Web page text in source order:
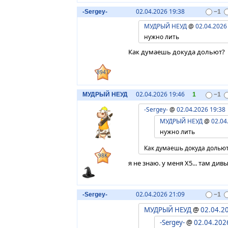
-Sergey- 02.04.2026 19:38 −1
8941
МУДРЫЙ НЕУД@
нужно лить
Как думаешь докуда дольют?
МУДРЫЙ НЕУД 02.04.2026 19:46 1 −1
98K
-Sergey-@ 02.04.2026 19:38
МУДРЫЙ НЕУД@
нужно лить
Как думаешь докуда
я не знаю. у меня Х5... там
-Sergey- 02.04.2026 21:09 −1
МУДРЫЙ НЕУД@
-Sergey-@